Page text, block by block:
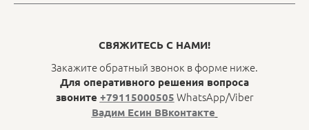
СВЯЖИТЕСЬ С НАМИ!
Закажите обратный звонок в форме ниже.
Для оперативного решения вопроса
звоните +79115000505 WhatsApp/Viber
Вадим Есин ВВконтакте